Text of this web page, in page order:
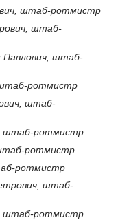
штаб-ротмистр
штаб-
Павлович, штаб-
штаб-ротмистр
штаб-
штаб-ротмистр
ротмистр
ротмистр
штаб-
штаб-ротмистр